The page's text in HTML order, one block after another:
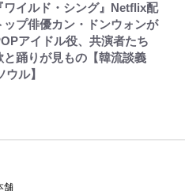
ワイルド・シング』Netflix配
ップ俳優カン・ドンウォンが
アイドル役、共演者たち
と踊りが見もの【韓流談義
ル】
舗